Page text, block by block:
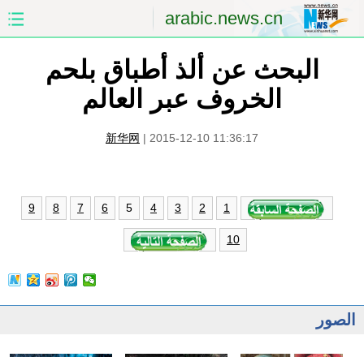
arabic.news.cn
الصفحة الأولى
الشرق الأوسط العالم
الاقتصاد
السياحة والبيئة
مؤتمر صحفى للخارجية
البحث عن ألذ أطباق بلحم
الخروف عبر العالم
新华网 | 2015-12-10 11:36:17
1
2
3
4
5
6
7
8
9
10
الصور